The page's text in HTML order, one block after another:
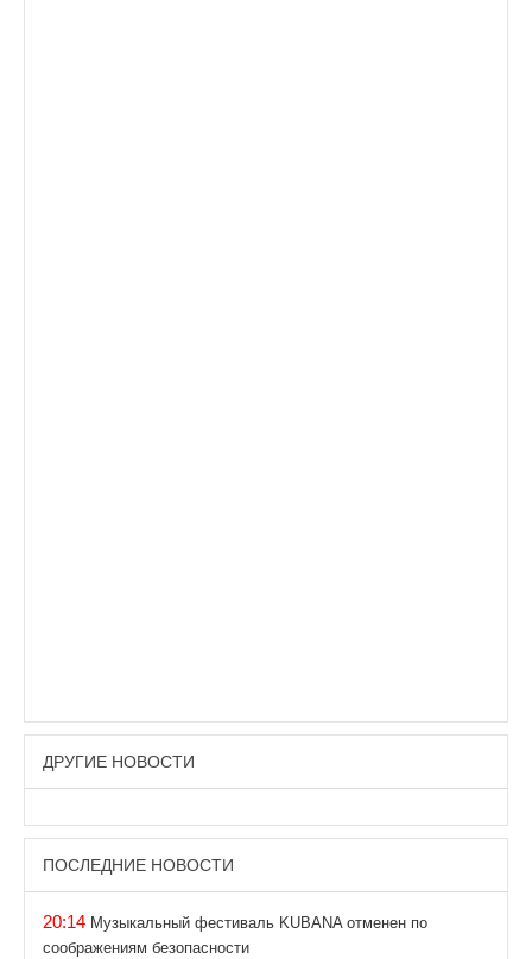
ДРУГИЕ НОВОСТИ
ПОСЛЕДНИЕ НОВОСТИ
20:14 Музыкальный фестиваль KUBANA отменен по
соображениям безопасности